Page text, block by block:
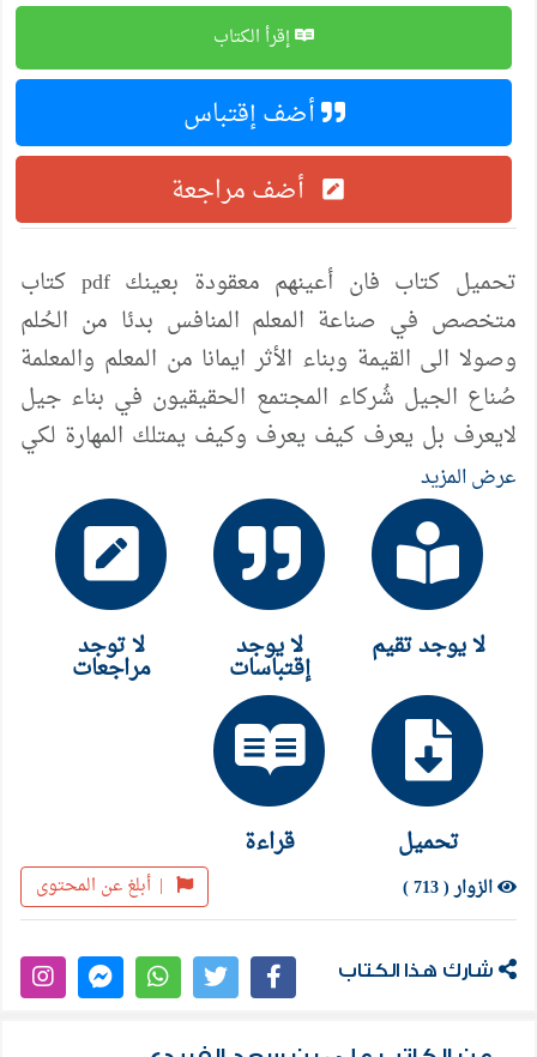
إقرأ الكتاب
أضف إقتباس
أضف مراجعة
تحميل كتاب فان أعينهم معقودة بعينك pdf كتاب
متخصص في صناعة المعلم المنافس بدئا من الحُلم
وصولا الى القيمة وبناء الأثر ايمانا من المعلم والمعلمة
صُناع الجيل شُركاء المجتمع الحقيقيون في بناء جيل
لايعرف بل يعرف كيف يعرف وكيف يمتلك المهارة لكي
يكون في مساحات من يعرف ليصنع الفرق ....
عرض المزيد
لا يوجد تقيم لا يوجد
إقتباسات
لا توجد
مراجعات
تحميل قراءة
| أبلغ عن المحتوى الزوار ( 713 )
شارك هذا الكتاب